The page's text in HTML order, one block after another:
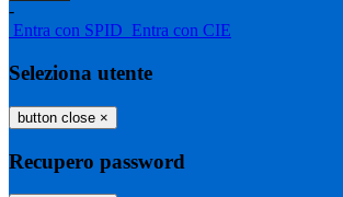
-
Entra con SPID Entra con CIE
Seleziona utente
button close ×
Recupero password